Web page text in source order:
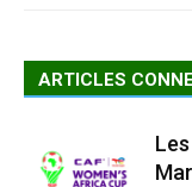
ARTICLES